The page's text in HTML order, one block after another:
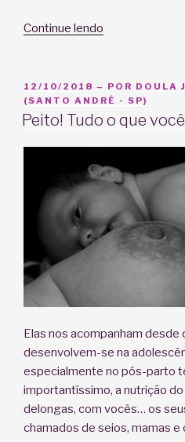
Continue lendo
Bebê
após
o
PUBLICADO
EM
12/10/2018 – POR DOULA
(SANTO ANDRÉ - SP)
Peito! Tudo o que
Elas nos acompanham desde
desenvolvem-se na
especialmente no pós-parto
importantíssimo, a nutrição
delongas, com vocês… os
chamados de seios, mamas